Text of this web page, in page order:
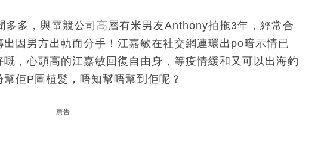
多，與電競公司高層有米男友Anthony拍拖3年，經常合
因男方出軌而分手！江嘉敏在社交網連環出po暗示情已
，心頭高的江嘉敏回復自由身，等疫情緩和又可以出海釣
佢P圖植髮，唔知幫唔幫到佢呢？
廣告